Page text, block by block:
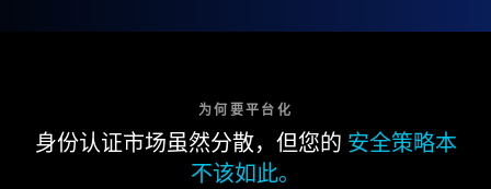
为何要平台化
身份认证市场虽然分散，但您的 安全策略本
不该如此。